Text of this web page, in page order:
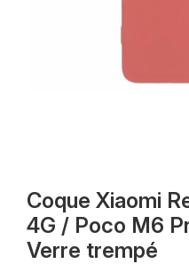
Coque Xiaomi
4G / Poco M6
Verre trempé